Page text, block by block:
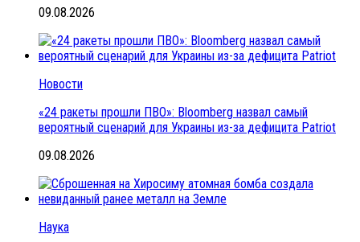
09.08.2026
Новости
«24 ракеты прошли ПВО»: Bloomberg назвал самый
вероятный сценарий для Украины из-за дефицита Patriot
09.08.2026
Наука